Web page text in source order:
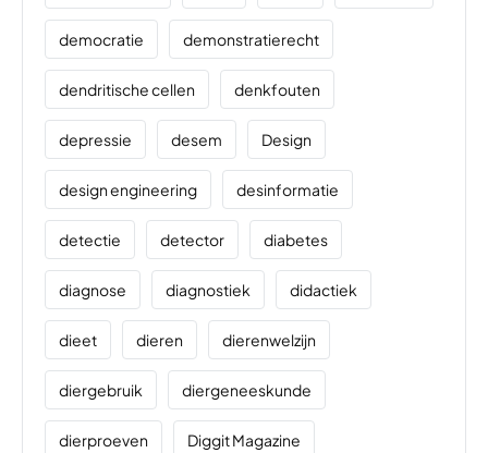
democratie demonstratierecht
dendritische cellen denkfouten
depressie desem Design
design engineering desinformatie
detectie detector diabetes
diagnose diagnostiek didactiek
dieet dieren dierenwelzijn
diergebruik diergeneeskunde
dierproeven Diggit Magazine